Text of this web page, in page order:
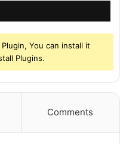
You can install it
Plugins.
Comments